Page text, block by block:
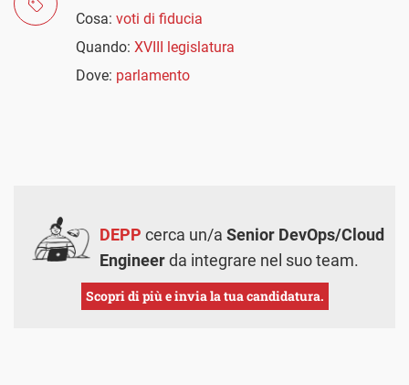
Cosa: voti di fiducia
Quando: XVIII legislatura
Dove: parlamento
DEPP cerca un/a Senior DevOps/Cloud
Engineerda integrare nel suo team.
Scopri di più e invia la tua candidatura.